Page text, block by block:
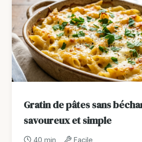
Gratin de pâtes sans
savoureux et simple
40 min Facile